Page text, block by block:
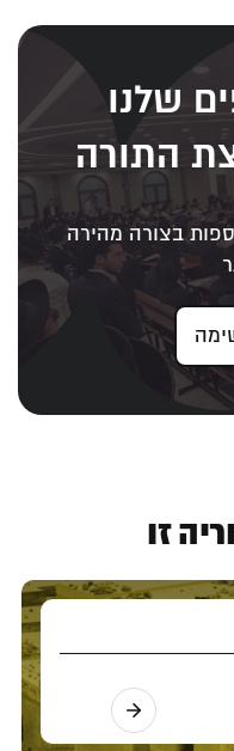
שלנו
התורה
בצורה מהירה
זו